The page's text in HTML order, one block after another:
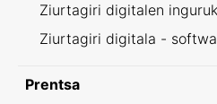
Ziurtagiri digitalen
Ziurtagiri digitala -
Prentsa